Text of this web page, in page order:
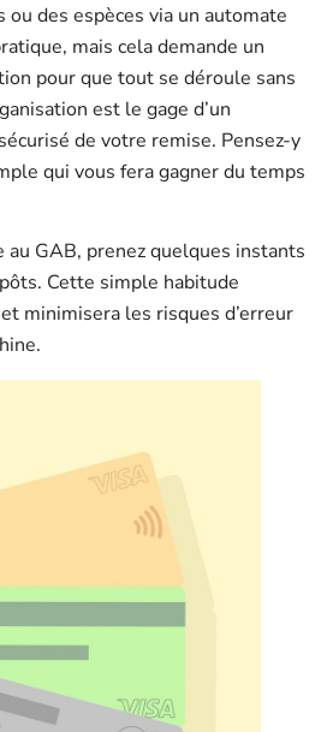
ou des espèces via un automate
mais cela demande un
pour que tout se déroule sans
est le gage d’un
de votre remise. Pensez-y
qui vous fera gagner du temps
au GAB, prenez quelques instants
Cette simple habitude
minimisera les risques d’erreur